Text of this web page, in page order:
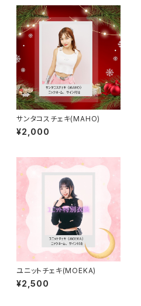
サンタコスチェキ(MAHO)
¥2,000
ユニットチェキ(MOEKA)
¥2,500